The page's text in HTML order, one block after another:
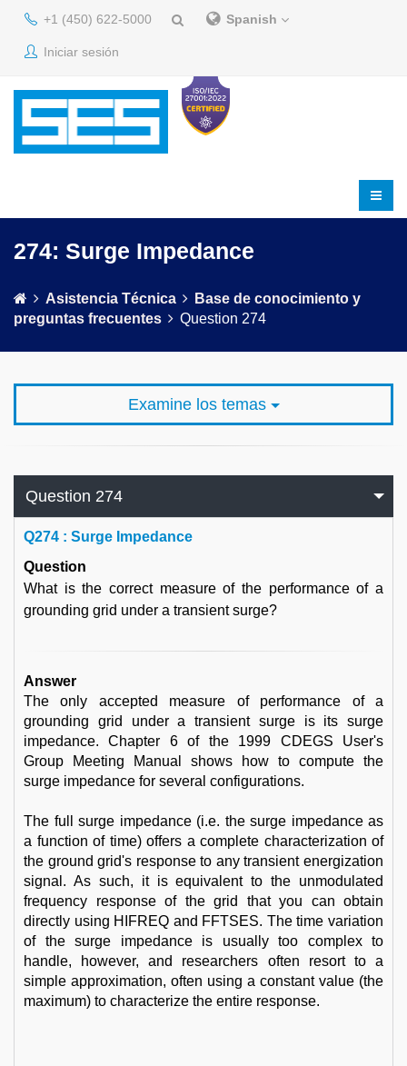
+1 (450) 622-5000 Spanish
Iniciar sesión
274: Surge Impedance
Asistencia Técnica
Base de conocimiento y
preguntas frecuentes
Question 274
Examine los temas
Question 274
Q274 : Surge Impedance
Question
What is the correct measure of the performance of a
grounding grid under a transient surge?
Answer
The only accepted measure of performance of a
grounding grid under a transient surge is its surge
impedance. Chapter 6 of the 1999 CDEGS User's
Group Meeting Manual shows how to compute the
surge impedance for several configurations.
The full surge impedance (i.e. the surge impedance as
a function of time) offers a complete characterization of
the ground grid's response to any transient energization
signal. As such, it is equivalent to the unmodulated
frequency response of the grid that you can obtain
directly using HIFREQ and FFTSES. The time variation
of the surge impedance is usually too complex to
handle, however, and researchers often resort to a
simple approximation, often using a constant value (the
maximum) to characterize the entire response.